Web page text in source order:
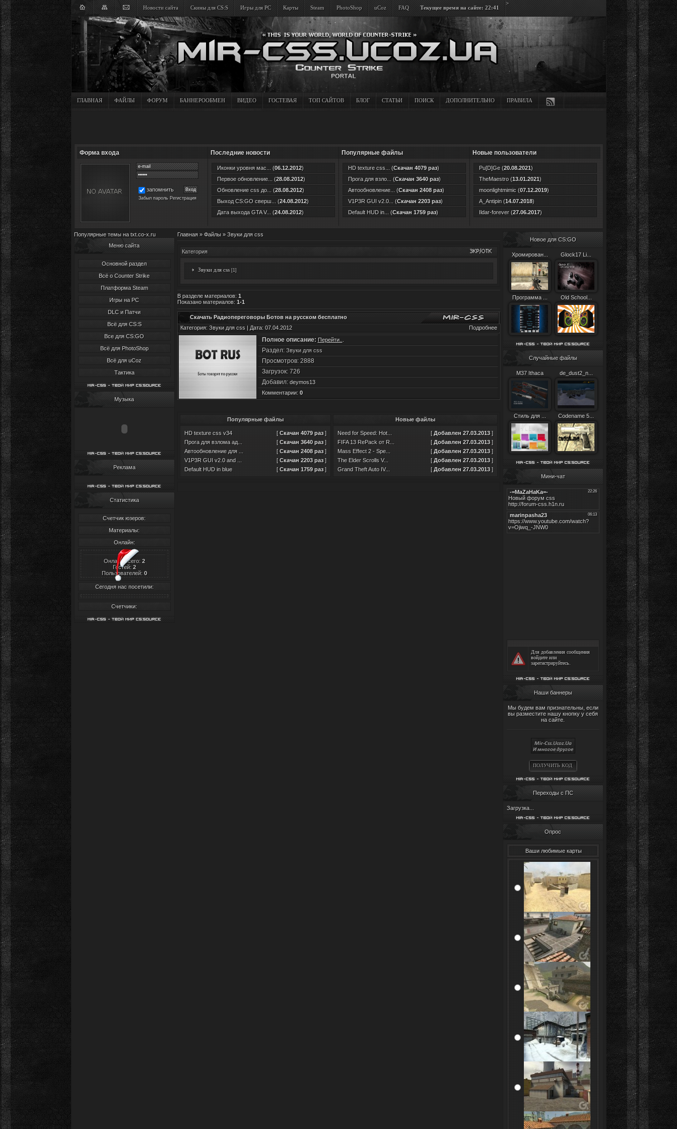
>
Новости сайта Скины для CS:S Игры для PC Карты Steam PhotoShop uCoz FAQ Текущее время на сайте: 22:41
ГЛАВНАЯ ФАЙЛЫ ФОРУМ БАННЕРООБМЕН ВИДЕО ГОСТЕВАЯ ТОП САЙТОВ БЛОГ СТАТЬИ ПОИСК ДОПОЛНИТЕЛЬНО ПРАВИЛА
Форма входа
запомнить
Забыл пароль Регистрация
Последние новости
Иконки уровня мас... (06.12.2012)
Первое обновление... (28.08.2012)
Обновление css до... (28.08.2012)
Выход CS:GO сверш... (24.08.2012)
Дата выхода GTA V... (24.08.2012)
Популярные файлы
HD texture css... (Скачан 4079 раз)
Прога для взло... (Скачан 3640 раз)
Автообновление... (Скачан 2408 раз)
V1P3R GUI v2.0... (Скачан 2203 раз)
Default HUD in... (Скачан 1759 раз)
Новые пользователи
Pu[D]Ge(20.08.2021)
TheMaestro(13.01.2021)
moonlightmimic(07.12.2019)
A_Antipin(14.07.2018)
Ildar-forever(27.06.2017)
Популярные темы на txt.co-x.ru
Меню сайта
Основной раздел
Всё о Counter Strike
Платформа Steam
Игры на PC
DLC и Патчи
Всё для CS:S
Все для CS:GO
Всё для PhotoShop
Всё для uCoz
Тактика
Музыка
Реклама
Статистика
Счетчик юзеров:
Материалы:
Онлайн:
Онлайн всего: 2
Гостей: 2
Пользователей: 0
Сегодня нас посетили:
Счетчики:
Главная» Файлы» Звуки для css
Категория
Звуки для css [1]
В разделе материалов: 1
Показано материалов: 1-1
Скачать Радиопереговоры Ботов на русском бесплатно
Подробнее
Категория: Звуки для css | Дата: 07.04.2012
Полное описание: Перейти..
Раздел: Звуки для css
Просмотров: 2888
Загрузок: 726
Добавил: deymos13
Комментарии: 0
Популярные файлы
HD texture css v34 [ Скачан 4079 раз]
Прога для взлома ад...
[ Скачан 3640 раз]
Автообновление для ...
[ Скачан 2408 раз]
V1P3R GUI v2.0 and ...
[ Скачан 2203 раз]
Default HUD in blue
[ Скачан 1759 раз]
Новые файлы
Need for Speed: Hot... [ Добавлен 27.03.2013]
FIFA 13 RePack от R...
[ Добавлен 27.03.2013]
Mass Effect 2 - Spe...
[ Добавлен 27.03.2013]
The Elder Scrolls V...
[ Добавлен 27.03.2013]
Grand Theft Auto IV...
[ Добавлен 27.03.2013]
Новое для CS:GO
Хромирован... Glock17 Li...
Программа ... Old School...
Случайные файлы
M37 Ithaca de_dust2_n...
Стиль для ... Codename 5...
Мини-чат
Для добавления сообщения
войдитеили
зарегистрируйтесь.
Наши баннеры
Мы будем вам признательны, если
вы разместите нашу кнопку у себя
на сайте.
ПОЛУЧИТЬ КОД
Переходы с ПС
Загрузка...
Опрос
Ваши любимые карты